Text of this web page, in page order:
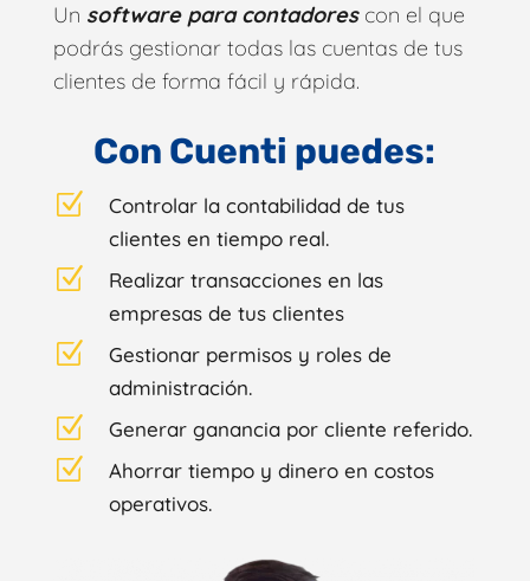
Un software paracontadores con el que
podrás gestionar todas las cuentas de tus
clientes de forma fácil y rápida.
Con Cuenti puedes:
Z
Controlar la contabilidad de tus
clientes en tiempo real.
Z
Realizar transacciones en las
empresas de tus clientes
Z
Gestionar permisos y roles de
administración.
Z Generar ganancia por cliente referido.
Z
Ahorrar tiempo y dinero en costos
operativos.